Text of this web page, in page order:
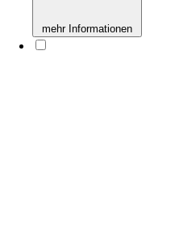
mehr Informationen